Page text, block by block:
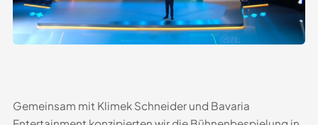
Gemeinsam mit Klimek Schneider und Bavaria